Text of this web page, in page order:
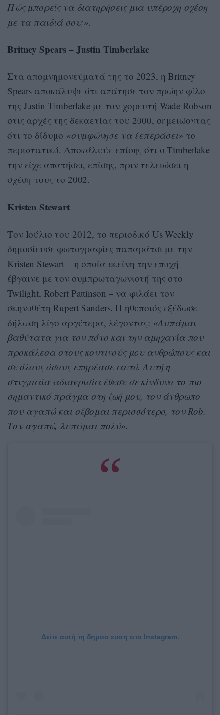
Πώς μπορείς να διατηρήσεις μια υπέροχη σχέση
με τα παιδιά σου;».
Britney Spears – Justin Timberlake
Στα απομνημονεύματά της το 2023, η Britney
Spears αποκάλυψε ότι απάτησε τον πρώην φίλο
της Justin Timberlake με τον χορευτή Wade Robson
στις αρχές της δεκαετίας του 2000, σημειώοντας
ότι το δίδυμο «συμφώνησε να ξεπεράσει» το
περιστατικό. Αποκάλυψε επίσης ότι ο Timberlake
την είχε απατήσει, επίσης, πριν τελειώσει η
σχέση τους το 2002.
Kristen Stewart
Τον Ιούλιο του 2012, το περιοδικό Us Weekly
δημοσίευσε φωτογραφίες παπαράτσι με την
Kristen Stewart – η οποία εκείνη την εποχή
έβγαινε με τον συμπρωταγωνιστή της στο
Twilight, Robert Pattinson – να φιλάει τον
σκηνοθέτη Rupert Sanders. Η ηθοποιός εξέδωσε
δήλωση λίγο αργότερα, λέγοντας: «Λυπάμαι
βαθύτατα για τον πόνο και την αμηχανία που
προκάλεσα στους κοντινούς μου ανθρώπους και
σε όλους όσους επηρέασε αυτό. Αυτή η
στιγμιαία αδιακρισία έθεσε σε κίνδυνο το πιο
σημαντικό πράγμα στη ζωή μου, τον άνθρωπο
που αγαπώ και σέβομαι περισσότερο, τον Rob.
Τον αγαπώ, λυπάμαι πολύ».
Δείτε αυτή τη δημοσίευση στο Instagram.